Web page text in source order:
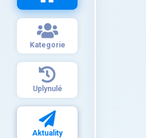
Kategorie
Uplynulé
Aktuality